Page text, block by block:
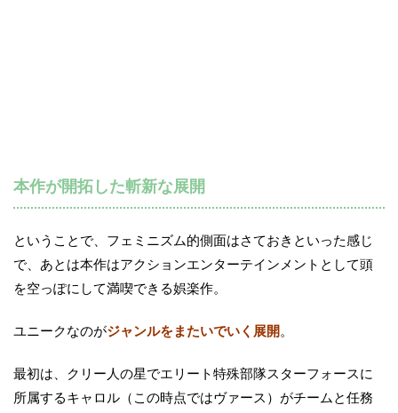
本作が開拓した斬新な展開
ということで、フェミニズム的側面はさておきといった感じ
で、あとは本作はアクションエンターテインメントとして頭
を空っぽにして満喫できる娯楽作。
ユニークなのがジャンルをまたいでいく展開。
最初は、クリー人の星でエリート特殊部隊スターフォースに
所属するキャロル（この時点ではヴァース）がチームと任務